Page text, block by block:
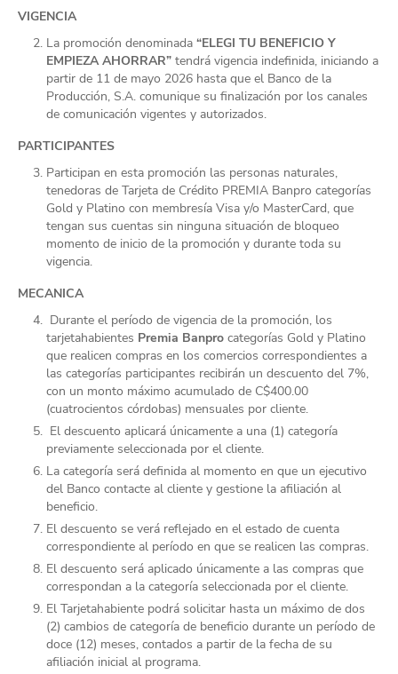
VIGENCIA
La promoción denominada “ELEGI TU BENEFICIO Y
EMPIEZA AHORRAR” tendrá vigencia indefinida, iniciando a
partir de 11 de mayo 2026 hasta que el Banco de la
Producción, S.A. comunique su finalización por los canales
de comunicación vigentes y autorizados.
PARTICIPANTES
Participan en esta promoción las personas naturales,
tenedoras de Tarjeta de Crédito PREMIA Banpro categorías
Gold y Platino con membresía Visa y/o MasterCard, que
tengan sus cuentas sin ninguna situación de bloqueo
momento de inicio de la promoción y durante toda su
vigencia.
MECANICA
Durante el período de vigencia de la promoción, los
tarjetahabientes Premia Banpro categorías Gold y Platino
que realicen compras en los comercios correspondientes a
las categorías participantes recibirán un descuento del 7%,
con un monto máximo acumulado de C$400.00
(cuatrocientos córdobas) mensuales por cliente.
El descuento aplicará únicamente a una (1) categoría
previamente seleccionada por el cliente.
La categoría será definida al momento en que un ejecutivo
del Banco contacte al cliente y gestione la afiliación al
beneficio.
El descuento se verá reflejado en el estado de cuenta
correspondiente al período en que se realicen las compras.
El descuento será aplicado únicamente a las compras que
correspondan a la categoría seleccionada por el cliente.
El Tarjetahabiente podrá solicitar hasta un máximo de dos
(2) cambios de categoría de beneficio durante un período de
doce (12) meses, contados a partir de la fecha de su
afiliación inicial al programa.